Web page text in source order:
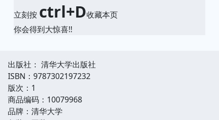
立刻按 ctrl+D收藏本页
你会得到大惊喜!!
出版社： 清华大学出版社
ISBN：9787302197232
版次：1
商品编码：10079968
品牌：清华大学